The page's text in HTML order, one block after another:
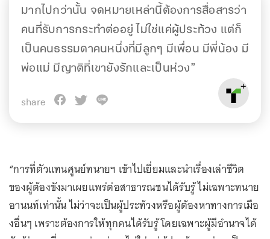
มากไปกว่านั้น จดหมายเหล่านี้ต้องการสื่อสารว่า
คนที่รับการกระทำต่ออยู่ ไม่ใช่แค่ผู้ประท้วง แต่ก็
เป็นคนธรรมดาคนหนึ่งที่มีลูกๆ มีเพื่อน มีพี่น้อง มี
พ่อแม่ มีญาติที่เขายังรักและเป็นห่วง”
share
“การที่ตัวแทนศูนย์ทนายฯ เข้าไปเยี่ยมและนำเรื่องเล่าชีวิต
ของผู้ต้องขังมาเผยแพร่ต่อสาธารณชนได้รับรู้ ไม่เฉพาะทนาย
อานนท์เท่านั้น ไม่ว่าจะเป็นผู้ประท้วงหรือผู้ต้องหาทางการเมือ
งอื่นๆ เพราะต้องการให้ทุกคนได้รับรู้ โดยเฉพาะผู้มีอำนาจได้